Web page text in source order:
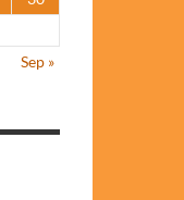
Sep »